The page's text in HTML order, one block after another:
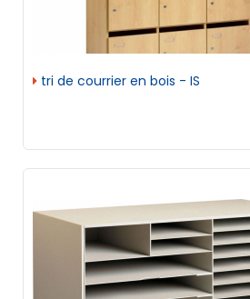
tri de courrier en bois - IS